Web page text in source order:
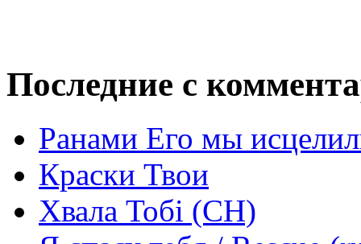
Последние с
Ранами Его мы
Краски Твои
Хвала Тобі (СН)